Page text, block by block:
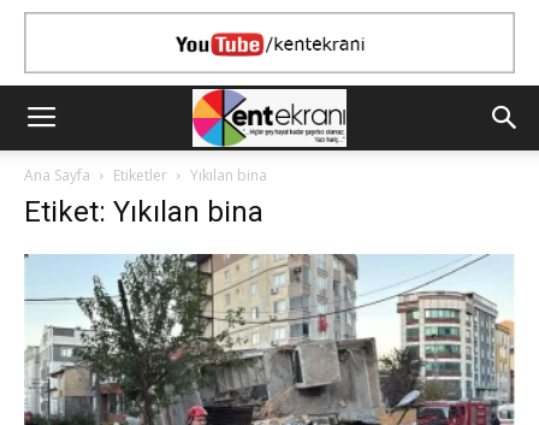
Ana Sayfa Etiketler Yıkılan bina
Etiket: Yıkılan bina